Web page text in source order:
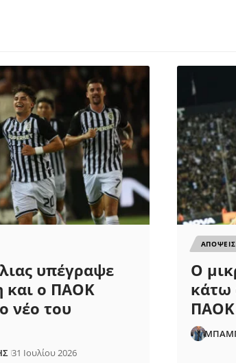
υπέγραψε
και ο ΠΑΟΚ
νέο του
31 Ιουλίου 2026
ΑΠΟΨΕΙΣ
Ο
κάτω
ΠΑΟΚ